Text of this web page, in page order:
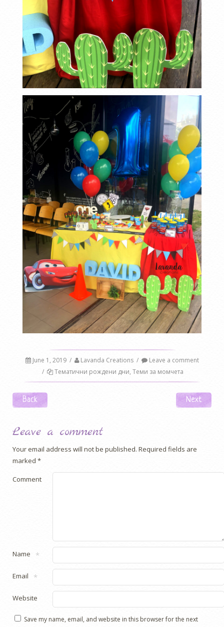
June 1, 2019 / Lavanda Creations /
Leave a comment
/
Тематични рождени дни, Теми за момчета
Post navigation
Back Next
Leave a comment
Your email address will not be published. Required fields are
marked *
Comment
Name *
Email *
Website
Save my name, email, and website in this browser for the next